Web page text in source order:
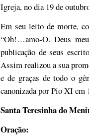
Igreja, no dia 19 de
Em seu leito de morte,
“Oh!…amo-O. Deus
publicação de seus
Assim realizou a sua
e de graças de todo o
canonizada por Pio XI em
Santa Teresinha do
Oração: